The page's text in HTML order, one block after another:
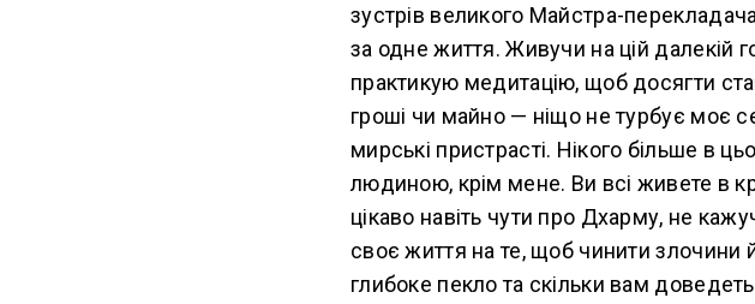
зустрів великого Майстра-
за одне життя. Живучи на цій далекій
практикую медитацію, щоб досягти
гроші чи майно — ніщо не турбує моє
мирські пристрасті. Нікого більше в
людиною, крім мене. Ви всі живете в
цікаво навіть чути про Дхарму, не
своє життя на те, щоб чинити злочини
глибоке пекло та скільки вам